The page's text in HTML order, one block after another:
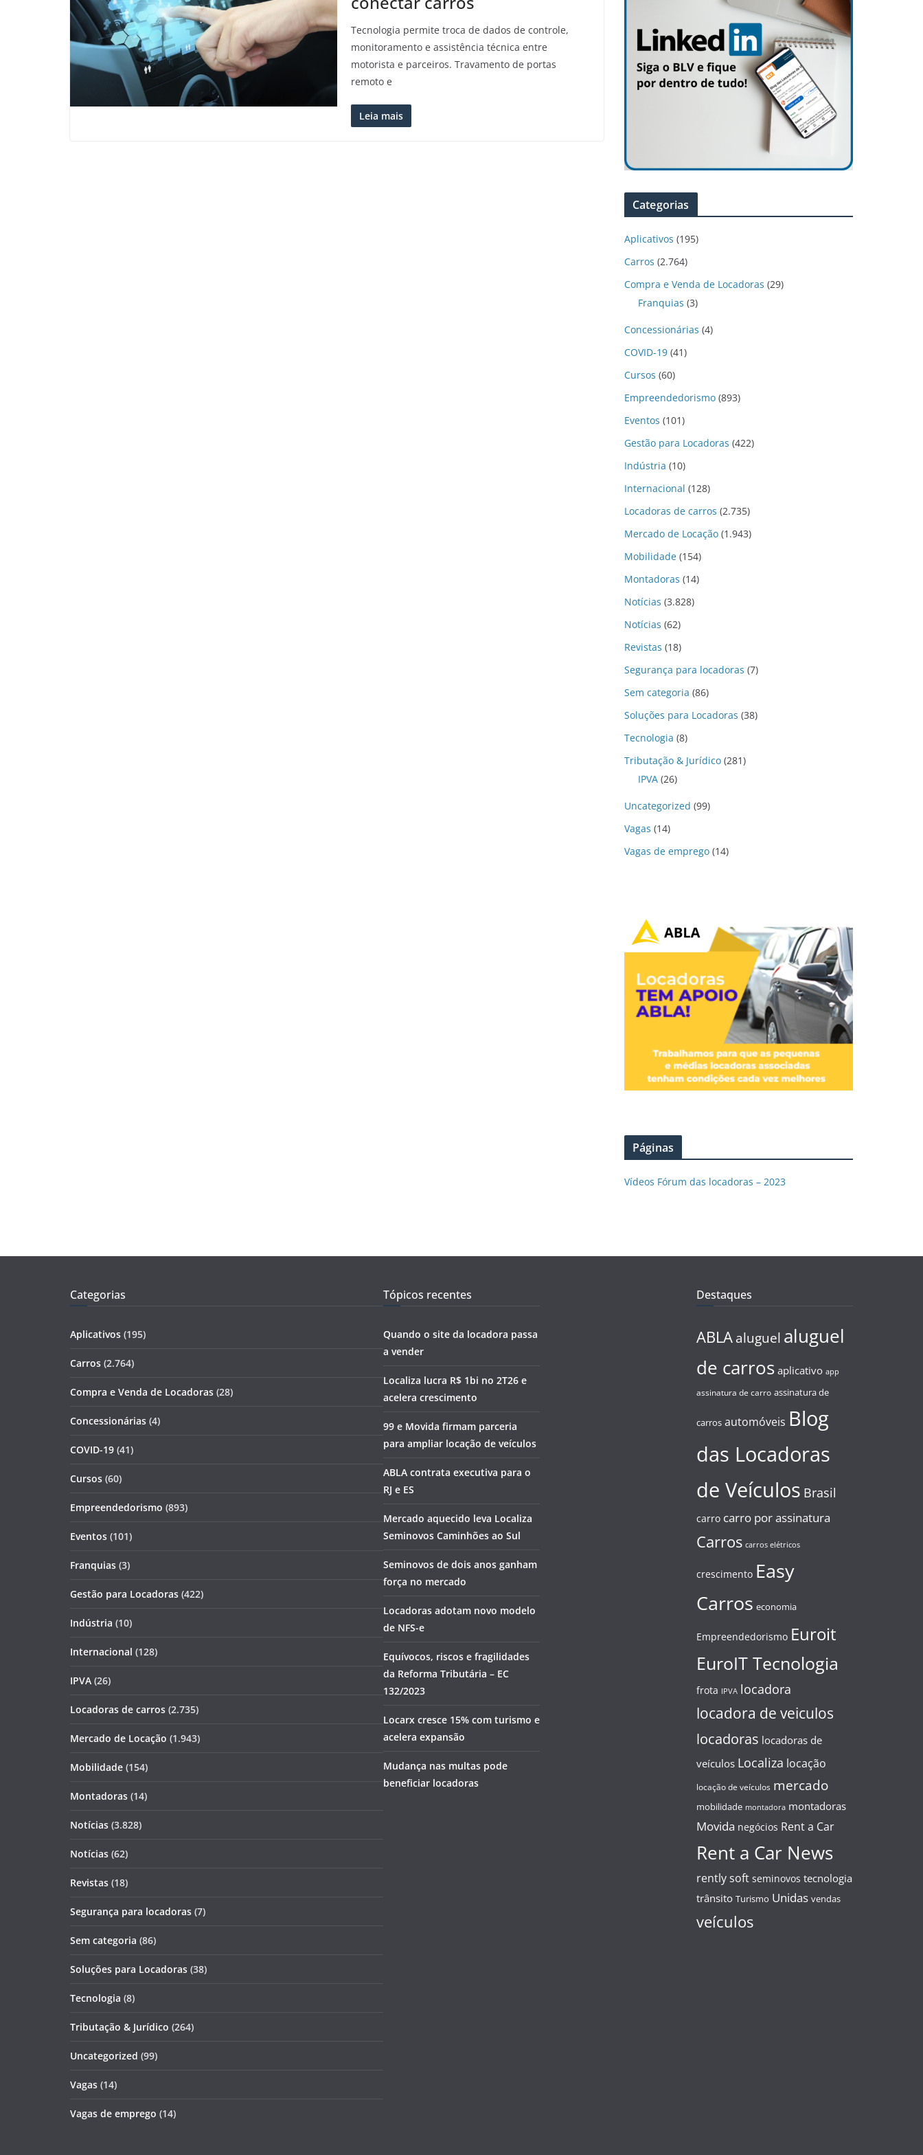
Tecnologia permite troca de dados de controle,
monitoramento e assistência técnica entre
motorista e parceiros. Travamento de portas
remoto e
Leia mais
Categorias
Aplicativos (195)
Carros (2.764)
Compra e Venda de Locadoras (29)
Franquias (3)
Concessionárias (4)
COVID-19 (41)
Cursos (60)
Empreendedorismo (893)
Eventos (101)
Gestão para Locadoras (422)
Indústria (10)
Internacional (128)
Locadoras de carros (2.735)
Mercado de Locação (1.943)
Mobilidade (154)
Montadoras (14)
Notícias (3.828)
Notícias (62)
Revistas (18)
Segurança para locadoras (7)
Sem categoria (86)
Soluções para Locadoras (38)
Tecnologia (8)
Tributação & Jurídico (281)
IPVA (26)
Uncategorized (99)
Vagas (14)
Vagas de emprego (14)
Páginas
Vídeos Fórum das locadoras – 2023
Categorias
Aplicativos (195)
Carros (2.764)
Compra e Venda de Locadoras (28)
Concessionárias (4)
COVID-19 (41)
Cursos (60)
Empreendedorismo (893)
Eventos (101)
Franquias (3)
Gestão para Locadoras (422)
Indústria (10)
Internacional (128)
IPVA (26)
Locadoras de carros (2.735)
Mercado de Locação (1.943)
Mobilidade (154)
Montadoras (14)
Notícias (3.828)
Notícias (62)
Revistas (18)
Segurança para locadoras (7)
Sem categoria (86)
Soluções para Locadoras (38)
Tecnologia (8)
Tributação & Jurídico (264)
Uncategorized (99)
Vagas (14)
Vagas de emprego (14)
Tópicos recentes
Quando o site da locadora passa
a vender
Localiza lucra R$ 1bi no 2T26 e
acelera crescimento
99 e Movida firmam parceria
para ampliar locação de veículos
ABLA contrata executiva para o
RJ e ES
Mercado aquecido leva Localiza
Seminovos Caminhões ao Sul
Seminovos de dois anos ganham
força no mercado
Locadoras adotam novo modelo
de NFS-e
Equívocos, riscos e fragilidades
da Reforma Tributária – EC
132/2023
Locarx cresce 15% com turismo e
acelera expansão
Mudança nas multas pode
beneficiar locadoras
Destaques
ABLA aluguel aluguel
de carros aplicativo app
assinatura de carro assinatura de
carros automóveis Blog
das Locadoras
de Veículos Brasil
carro carro por assinatura
Carros carros elétricos
crescimento Easy
Carros economia
Empreendedorismo Euroit
EuroIT Tecnologia
frota IPVA locadora
locadora de veiculos
locadoras locadoras de
veículos Localiza locação
locação de veículos mercado
mobilidade montadora montadoras
Movida negócios Rent a Car
Rent a Car News
rently soft seminovos tecnologia
trânsito Turismo Unidas vendas
veículos